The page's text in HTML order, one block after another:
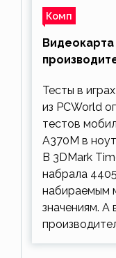
Комп
Видеокарта
Тесты в
из PCWorld
тестов
A370M в
В 3DMark
набрала
набираемым
значениям. А